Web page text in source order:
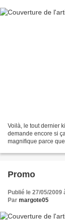
Voilà, le tout dernier
demande encore si
magnifique parce
Promo
Publié le 27/05/2009
Par margote05